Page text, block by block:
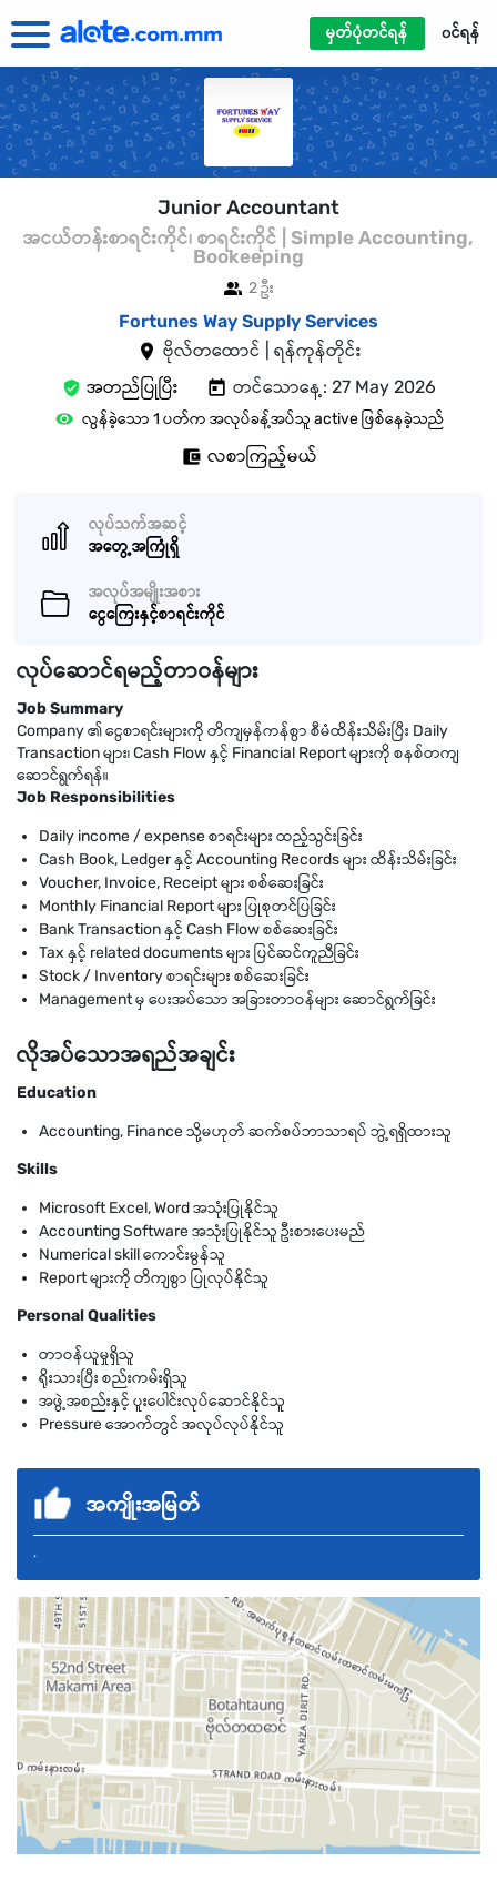
မှတ်ပုံတင်ရန် ၀င်ရန်
Junior Accountant
အငယ်တန်းစာရင်းကိုင်၊ စာရင်းကိုင် | Simple Accounting,
Bookeeping
2 ဦး
Fortunes Way Supply Services
ဗိုလ်တထောင် | ရန်ကုန်တိုင်း
အတည်ပြုပြီး
တင်သောနေ့: 27 May 2026
လွန်ခဲ့သော 1 ပတ်က အလုပ်ခန့်အပ်သူ active ဖြစ်နေခဲ့သည်
လစာကြည့်မယ်
လုပ်သက်အဆင့်
အတွေ့အကြုံရှိ
အလုပ်အမျိုးအစား
ငွေကြေးနှင့်စာရင်းကိုင်
လုပ်ဆောင်ရမည့်တာဝန်များ
Job Summary
Company ၏ ငွေစာရင်းများကို တိကျမှန်ကန်စွာ စီမံထိန်းသိမ်းပြီး Daily
Transaction များ၊ Cash Flow နှင့် Financial Report များကို စနစ်တကျ
ဆောင်ရွက်ရန်။
Job Responsibilities
Daily income / expense စာရင်းများ ထည့်သွင်းခြင်း
Cash Book, Ledger နှင့် Accounting Records များ ထိန်းသိမ်းခြင်း
Voucher, Invoice, Receipt များ စစ်ဆေးခြင်း
Monthly Financial Report များ ပြုစုတင်ပြခြင်း
Bank Transaction နှင့် Cash Flow စစ်ဆေးခြင်း
Tax နှင့် related documents များ ပြင်ဆင်ကူညီခြင်း
Stock / Inventory စာရင်းများ စစ်ဆေးခြင်း
Management မှ ပေးအပ်သော အခြားတာဝန်များ ဆောင်ရွက်ခြင်း
လိုအပ်သောအရည်အချင်း
Education
Accounting, Finance သို့မဟုတ် ဆက်စပ်ဘာသာရပ် ဘွဲ့ရရှိထားသူ
Skills
Microsoft Excel, Word အသုံးပြုနိုင်သူ
Accounting Software အသုံးပြုနိုင်သူ ဦးစားပေးမည်
Numerical skill ကောင်းမွန်သူ
Report များကို တိကျစွာ ပြုလုပ်နိုင်သူ
Personal Qualities
တာဝန်ယူမှုရှိသူ
ရိုးသားပြီး စည်းကမ်းရှိသူ
အဖွဲ့အစည်းနှင့် ပူးပေါင်းလုပ်ဆောင်နိုင်သူ
Pressure အောက်တွင် အလုပ်လုပ်နိုင်သူ
အကျိုးအမြတ်
.